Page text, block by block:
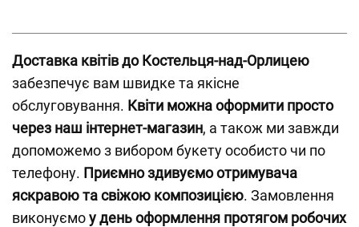
Доставка квітів до Костельця-над-Орлицею
забезпечує вам швидке та якісне
обслуговування. Квіти можна оформити просто
через наш інтернет-магазин, а також ми завжди
допоможемо з вибором букету особисто чи по
телефону. Приємно здивуємо отримувача
яскравою та свіжою композицією. Замовлення
виконуємоу день оформлення протягом робочих